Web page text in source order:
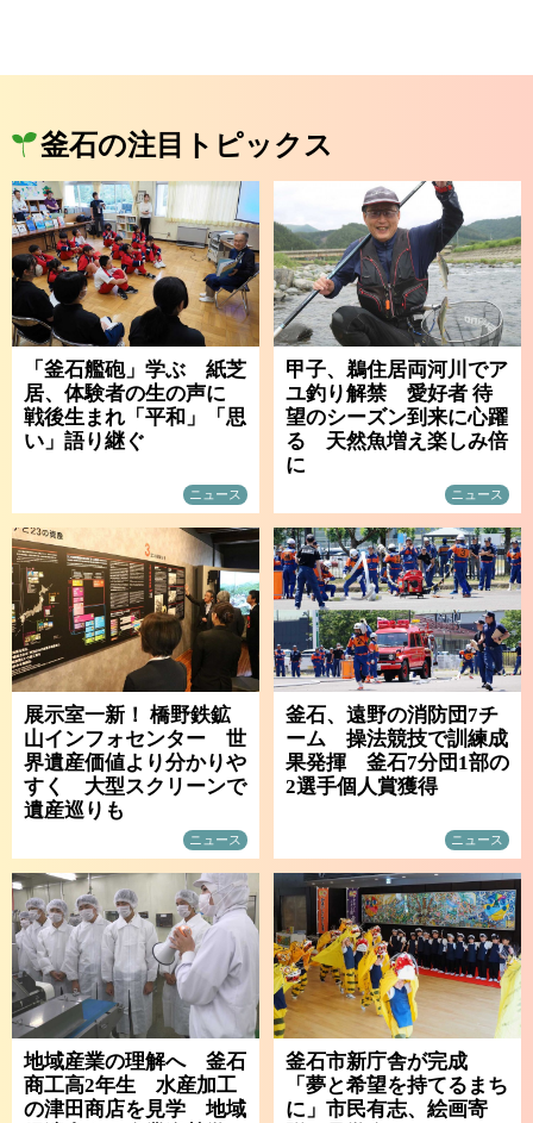
釜石の注目トピックス
「釜石艦砲」学ぶ 紙芝
居、体験者の生の声に
戦後生まれ「平和」「思
い」語り継ぐ
ニュース
甲子、鵜住居両河川でア
ユ釣り解禁 愛好者 待
望のシーズン到来に心躍
る 天然魚増え楽しみ倍
に
ニュース
展示室一新！ 橋野鉄鉱
山インフォセンター 世
界遺産価値より分かりや
すく 大型スクリーンで
遺産巡りも
ニュース
釜石、遠野の消防団7チ
ーム 操法競技で訓練成
果発揮 釜石7分団1部の
2選手個人賞獲得
ニュース
地域産業の理解へ 釜石
商工高2年生 水産加工
の津田商店を見学 地域
釜石市新庁舎が完成
「夢と希望を持てるまち
に」市民有志、絵画寄